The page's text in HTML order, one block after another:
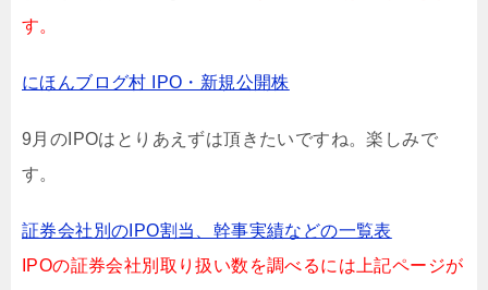
す。
にほんブログ村 IPO・新規公開株
9月のIPOはとりあえずは頂きたいですね。楽しみで
す。
証券会社別のIPO割当、幹事実績などの一覧表
IPOの証券会社別取り扱い数を調べるには上記ページが